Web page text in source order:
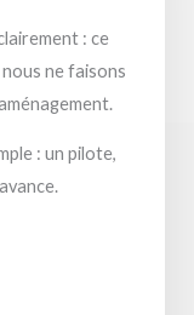
: ce
ne faisons
: un pilote,